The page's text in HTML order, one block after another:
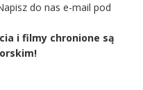
do nas e-mail pod
i filmy chronione są